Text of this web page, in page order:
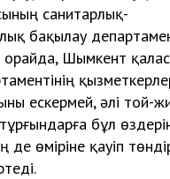
санитарлық-
бақылау
Шымкент
ескермей, әлі той-
бұл
де өміріне қауіп